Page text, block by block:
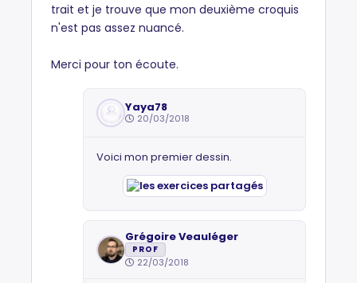
trait et je trouve que mon deuxième croquis
n'est pas assez nuancé.
Merci pour ton écoute.
Yaya78
20/03/2018
Voici mon premier dessin.
Grégoire Veauléger
PROF
22/03/2018